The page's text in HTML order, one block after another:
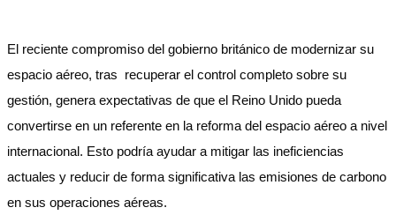
El reciente compromiso del gobierno británico de modernizar su
espacio aéreo, tras recuperar el control completo sobre su
gestión, genera expectativas de que el Reino Unido pueda
convertirse en un referente en la reforma del espacio aéreo a nivel
internacional. Esto podría ayudar a mitigar las ineficiencias
actuales y reducir de forma significativa las emisiones de carbono
en sus operaciones aéreas.